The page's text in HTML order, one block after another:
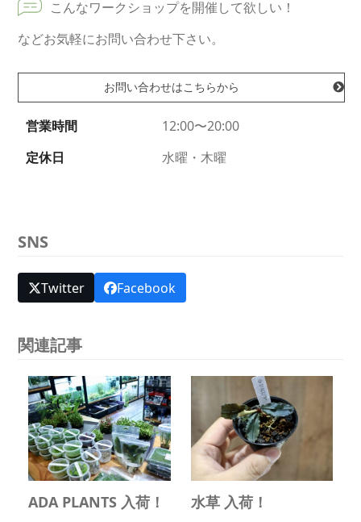
こんなワークショップを開催して欲しい！
などお気軽にお問い合わせ下さい。
お問い合わせはこちらから
営業時間
12:00〜20:00
定休日
水曜・木曜
SNS
Twitter Facebook
関連記事
ADA PLANTS 入荷！ 水草 入荷！